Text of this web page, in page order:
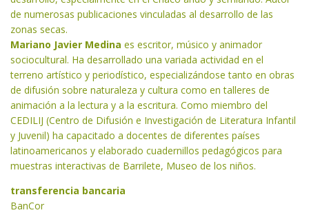
de numerosas publicaciones vinculadas al desarrollo de las
zonas secas.
Mariano Javier Medina es escritor, músico y animador
sociocultural. Ha desarrollado una variada actividad en el
terreno artístico y periodístico, especializándose tanto en obras
de difusión sobre naturaleza y cultura como en talleres de
animación a la lectura y a la escritura. Como miembro del
CEDILIJ (Centro de Difusión e Investigación de Literatura Infantil
y Juvenil) ha capacitado a docentes de diferentes países
latinoamericanos y elaborado cuadernillos pedagógicos para
muestras interactivas de Barrilete, Museo de los niños.
transferencia bancaria
BanCor